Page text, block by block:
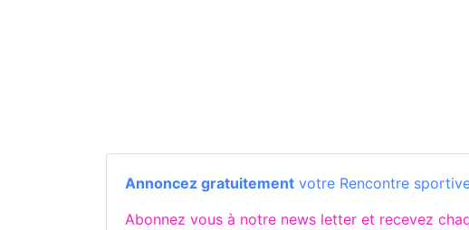
Annoncez gratuitement votre Rencontre
Abonnez vous à notre news letter et recevez